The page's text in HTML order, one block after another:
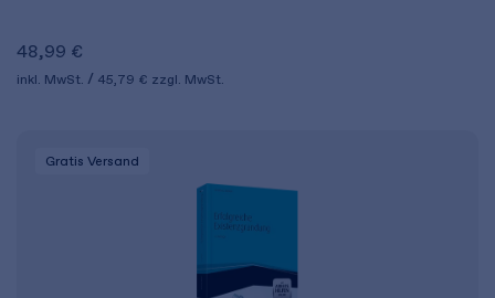
48,99 €
inkl. MwSt. 45,79 € zzgl. MwSt.
Gratis Versand